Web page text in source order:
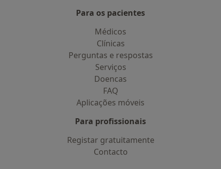
Para os pacientes
Médicos
Clínicas
Perguntas e respostas
Serviços
Doencas
FAQ
Aplicações móveis
Para profissionais
Registar gratuitamente
Contacto